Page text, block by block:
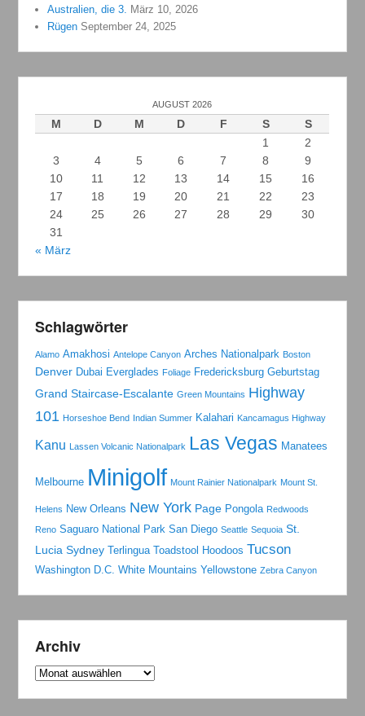
Australien, die 3. März 10, 2026
Rügen September 24, 2025
AUGUST 2026
M D M D F S
S
1
2
3
4 5 6 7 8
9
10
11 12 13 14 15
16
17
18 19 20 21 22
23
24
25 26 27 28 29
30
31
« März
Schlagwörter
Alamo Amakhosi Antelope Canyon Arches Nationalpark Boston
Denver Dubai Everglades Foliage Fredericksburg Geburtstag
Grand Staircase-Escalante Green Mountains Highway
101 Horseshoe Bend Indian Summer Kalahari Kancamagus Highway
Kanu Lassen Volcanic Nationalpark Las Vegas Manatees
Melbourne Minigolf Mount Rainier Nationalpark Mount St.
Helens New Orleans New York Page Pongola Redwoods
Reno Saguaro National Park San Diego Seattle Sequoia St.
Lucia Sydney Terlingua Toadstool Hoodoos Tucson
Washington D.C. White Mountains Yellowstone Zebra Canyon
Archiv
Archiv